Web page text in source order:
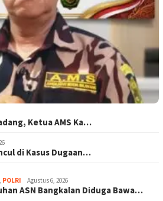
Ketua AMS Ka…
di Kasus Dugaan…
, POLRI Agustus 6, 2026
ASN Bangkalan Diduga Bawa…